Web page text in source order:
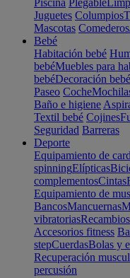
Piscina Plegable
Juguetes Columpios
Mascotas Comederos
Bebé
Habitación bebé
bebéMuebles para
bebéDecoración bebé
Paseo Coche
Baño e higiene
Textil bebé Cojines
Seguridad Barreras
Deporte
Equipamiento de
spinningElípticas
complementosCintas
Equipamiento de
BancosMancuernas
vibratorias
Accesorios fitness
stepCuerdasBolas y
Recuperación
percusión